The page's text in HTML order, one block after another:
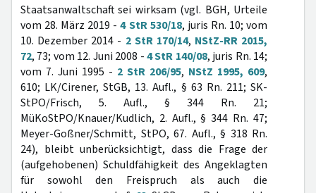
Staatsanwaltschaft sei wirksam (vgl. BGH, Urteile
vom 28. März 2019 -4 StR 530/18, juris Rn. 10; vom
10. Dezember 2014 - 2 StR 170/14, NStZ-RR 2015,
72, 73; vom 12. Juni 2008 -4 StR 140/08, juris Rn. 14;
vom 7. Juni 1995 - 2 StR 206/95, NStZ 1995, 609,
610; LK/Cirener, StGB, 13. Aufl., § 63 Rn. 211; SK-
StPO/Frisch, 5. Aufl., § 344 Rn. 21;
MüKoStPO/Knauer/Kudlich, 2. Aufl., § 344 Rn. 47;
Meyer-Goßner/Schmitt, StPO, 67. Aufl., § 318 Rn.
24), bleibt unberücksichtigt, dass die Frage der
(aufgehobenen) Schuldfähigkeit des Angeklagten
für sowohl den Freispruch als auch die